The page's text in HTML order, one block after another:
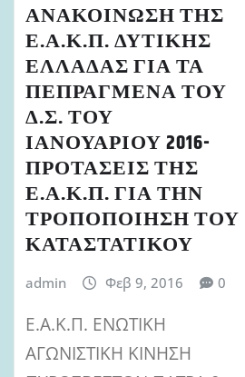
ΑΝΑΚΟΙΝΩΣΗ ΤΗΣ
Ε.Α.Κ.Π. ΔΥΤΙΚΗΣ
ΕΛΛΑΔΑΣ ΓΙΑ ΤΑ
ΠΕΠΡΑΓΜΕΝΑ ΤΟΥ
Δ.Σ. ΤΟΥ
ΙΑΝΟΥΑΡΙΟΥ 2016-
ΠΡΟΤΑΣΕΙΣ ΤΗΣ
Ε.Α.Κ.Π. ΓΙΑ ΤΗΝ
ΤΡΟΠΟΠΟΙΗΣΗ ΤΟΥ
ΚΑΤΑΣΤΑΤΙΚΟΥ
admin Φεβ 9, 2016 0
Ε.Α.Κ.Π. ΕΝΩΤΙΚΗ
ΑΓΩΝΙΣΤΙΚΗ ΚΙΝΗΣΗ